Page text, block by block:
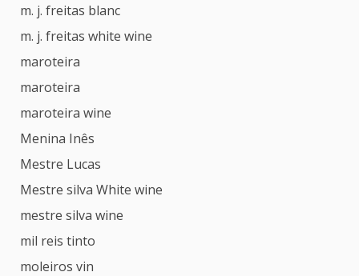
m. j. freitas blanc
m. j. freitas white wine
maroteira
maroteira
maroteira wine
Menina Inês
Mestre Lucas
Mestre silva White wine
mestre silva wine
mil reis tinto
moleiros vin